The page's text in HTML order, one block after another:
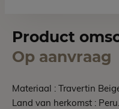
Product
Op aanvraag
Materiaal : Travertin
Land van herkomst : Peru.